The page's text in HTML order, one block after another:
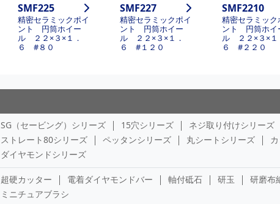
SMF225
精密セラミックポイ
ント 円筒ホイー
ル ２２×３×１．
６ #８０
SMF227
精密セラミックポイ
ント 円筒ホイー
ル ２２×３×１．
６ #１２０
SMF2210
精密セラミック
ント 円筒ホイ
ル ２２×３×１
６ #２２０
SG（セービング）シリーズ 15穴シリーズ ネジ取り付けシリーズ
ストレート80シリーズ
ペッタンシリーズ 丸シートシリーズ
ダイヤモンドシリーズ
超硬カッター 電着ダイヤモンドバー 軸付砥石 研玉 研磨布
ミニチュアブラシ